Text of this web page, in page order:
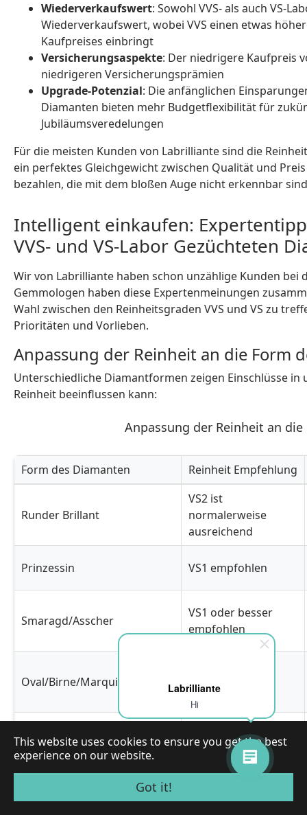
Labrilliante
Hi
This website uses cookies to ensure you get the best
experience on our website.
Got it!
Wiederverkaufswert: Sowohl VVS- als auch VS-
Wiederverkaufswert, wobei VVS einen etwas
Kaufpreises einbringt
Versicherungsaspekte: Der niedrigere Kaufpreis
niedrigeren Versicherungsprämien
Upgrade-Potenzial: Die anfänglichen
Diamanten bieten mehr Budgetflexibilität für
Jubiläumsveredelungen
Für die meisten Kunden von Labrilliante sind die
ein perfektes Gleichgewicht zwischen Qualität und
bezahlen, die mit dem bloßen Auge nicht erkennbar
Intelligent einkaufen:
VVS- und VS-Labor Gezüchteten
Wir von Labrilliante haben schon unzählige Kunden
Gemmologen haben diese Expertenmeinungen
Wahl zwischen den Reinheitsgraden VVS und VS zu
Prioritäten und Vorlieben.
Anpassung der Reinheit an die Form
Unterschiedliche Diamantformen zeigen Einschlüsse
Reinheit beeinflussen kann:
Anpassung der Reinheit an
Anpassung der Reinheit an die Form des Diamanten
Form des Diamanten Reinheit Empfehlung
Runder Brillant
VS2 ist
normalerweise
ausreichend
Prinzessin VS1 empfohlen
Smaragd/Asscher
VS1 oder besser
empfohlen
Oval/Birne/Marquise
normalerweise
ausreichend
Strahlenförmig/Kissenförmig
VS2 ist in der Regel
ausreichend
Fassungsarten und